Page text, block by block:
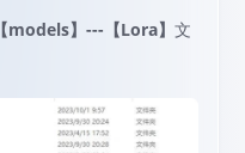
【models】---【Lora】文